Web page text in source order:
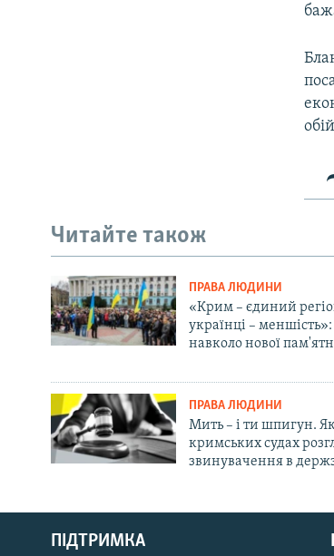
Русский
Qırımtatar
Читайте також
ПРАВА ЛЮДИНИ
«Крим – єдиний
українці – меншість»:
навколо нової
ПРАВА ЛЮДИНИ
Мить – і ти шпигун.
кримських судах
звинувачення в
ПІДТРИМКА